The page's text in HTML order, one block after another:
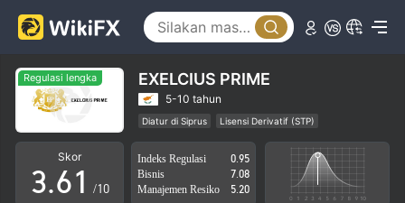
Regulasi lengka EXELCIUS PRIME
5-10 tahun
Diatur di Siprus
Lisensi Derivatif (STP)
Lingkup Bisnis Mencurigakan
Potensial risiko sedang
Skor
0
1
2
3.
2
3
4
5
6
0
1 /10
Indeks Regulasi
0.95
Bisnis
7.08
Manajemen Resiko
5.20